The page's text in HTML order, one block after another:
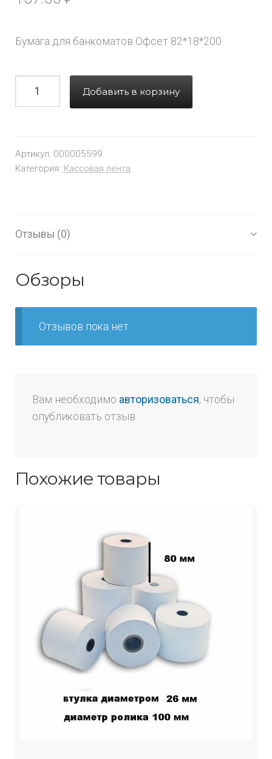
Бумага для банкоматов Офсет 82*18*200
Добавить в корзину
Артикул: 000005599
Категория: Кассовая лента
Отзывы (0)
Обзоры
Отзывов пока нет.
Вам необходимо авторизоваться, чтобы
опубликовать отзыв.
Похожие товары